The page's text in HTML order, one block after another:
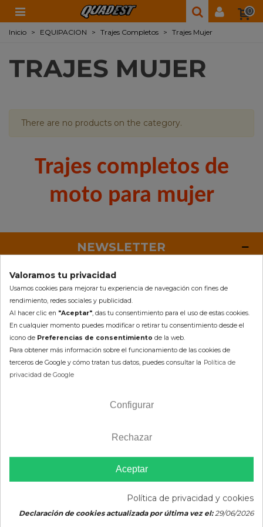
0
Inicio > EQUIPACION > Trajes Completos > Trajes Mujer
TRAJES MUJER
There are no products on the category.
Trajes completos de
moto para mujer
NEWSLETTER
Apúntate y recibe 10% en tu
primer pedido
(He leido elconsentimiento de suscripción)
OFF ROAD des de los años 90.
Av. de Barcelona, 2, B (Pol. Ind. La Masia) 08798 Sant
Valoramos tu privacidad
Usamos cookies para mejorar tu experiencia de navegación con fines de
rendimiento, redes sociales y publicidad.
Al hacer clic en "Aceptar", das tu consentimiento para el uso de estas cookies.
En cualquier momento puedes modificar o retirar tu consentimiento desde el
icono de Preferencias de consentimiento de la web.
Para obtener más información sobre el funcionamiento de las cookies de
terceros de Google y cómo tratan tus datos, puedes consultar la Política de
privacidad de Google
Configurar
Rechazar
Aceptar
Política de privacidad y cookies
Declaración de cookies actualizada por última vez el:29/06/2026